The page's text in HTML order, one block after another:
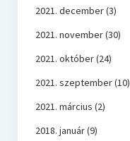
2021. december(3)
2021. november(30)
2021. október(24)
2021. szeptember(10)
2021. március (2)
2018. január(9)